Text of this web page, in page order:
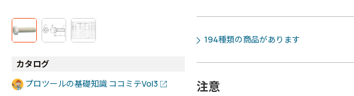
カタログ
プロツールの基礎知識 ココミテVol3
194種類の商品があります
注意